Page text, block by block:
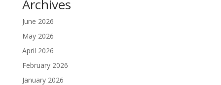
Archives
June 2026
May 2026
April 2026
February 2026
January 2026